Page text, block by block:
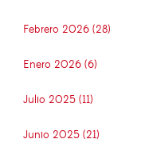
Febrero 2026 (28)
Enero 2026 (6)
Julio 2025 (11)
Junio 2025 (21)